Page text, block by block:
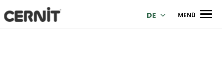
Cernit Une qualité haut de gamme pour des créations
DE MENÜ